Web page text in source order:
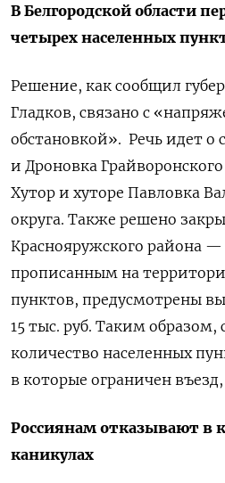
В Белгородской области
четырех населенных
Решение, как сообщил
Гладков, связано с
обстановкой». Речь идет о
и Дроновка
Хутор и хуторе Павловка
округа. Также решено
Краснояружского района
прописанным на
пунктов, предусмотрены
15 тыс. руб. Таким образом,
количество населенных
в которые ограничен
Россиянам отказывают в
каникулах